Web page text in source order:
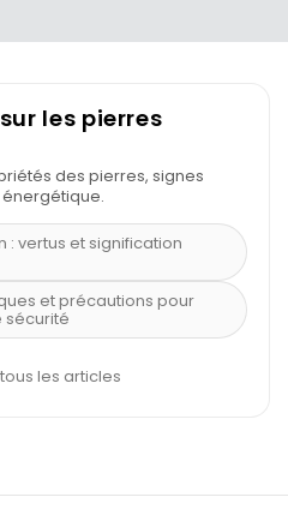
les pierres
des pierres, signes
: vertus et signification
et précautions pour
sécurité
de pierre
pierres
les articles